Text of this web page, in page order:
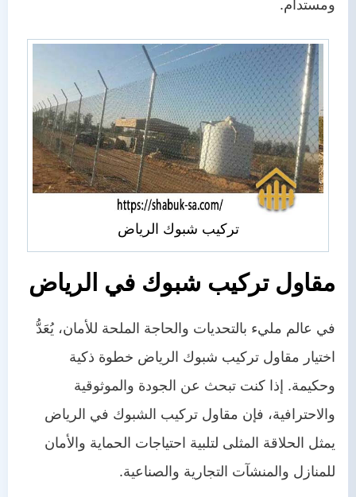
ومستدام.
تركيب شبوك الرياض
مقاول تركيب شبوك في الرياض
في عالم مليء بالتحديات والحاجة الملحة للأمان، يُعَدُّ
اختيار مقاول تركيب شبوك الرياض خطوة ذكية
وحكيمة. إذا كنت تبحث عن الجودة والموثوقية
والاحترافية، فإن مقاول تركيب الشبوك في الرياض
يمثل الحلاقة المثلى لتلبية احتياجات الحماية والأمان
للمنازل والمنشآت التجارية والصناعية.